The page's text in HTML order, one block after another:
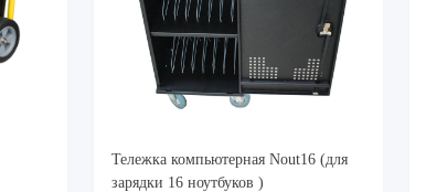
Тележка компьютерная Nout16 (для
зарядки 16 ноутбуков )